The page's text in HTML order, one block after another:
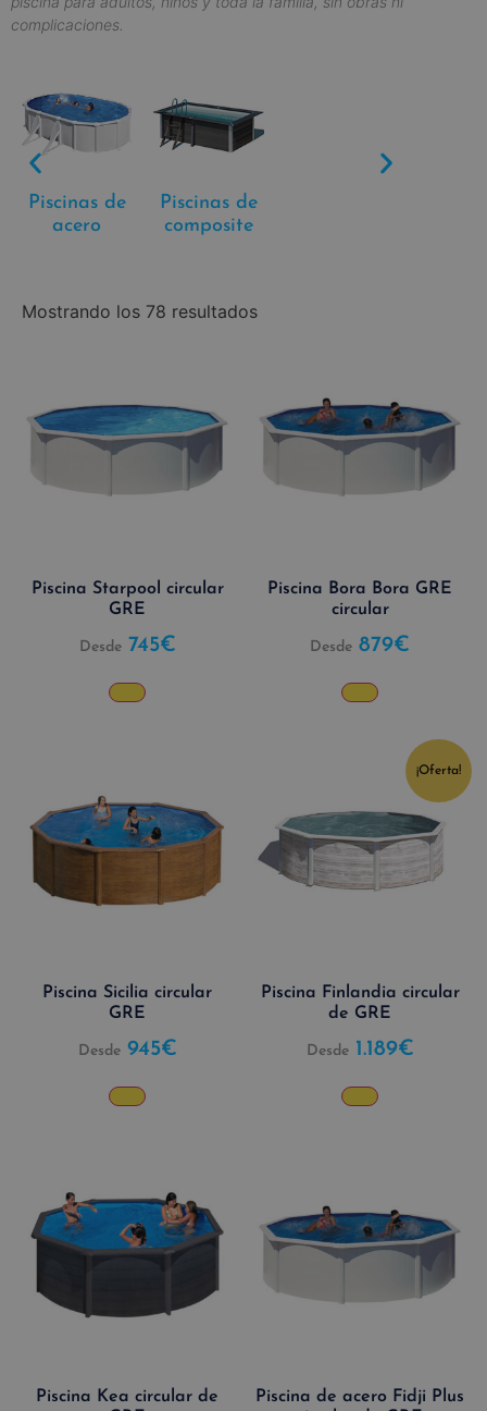
complicaciones.
Piscinas de
acero
Piscinas de
composite
Mostrando los 78 resultados
Piscina Starpool circular
GRE
Desde 745€
Piscina Bora Bora GRE
circular
Desde 879€
Piscina Sicilia circular
GRE
Desde 945€
¡Oferta!
Piscina Finlandia circular
de GRE
Desde 1.189€
Piscina Kea circular de
Piscina de acero Fidji Plus